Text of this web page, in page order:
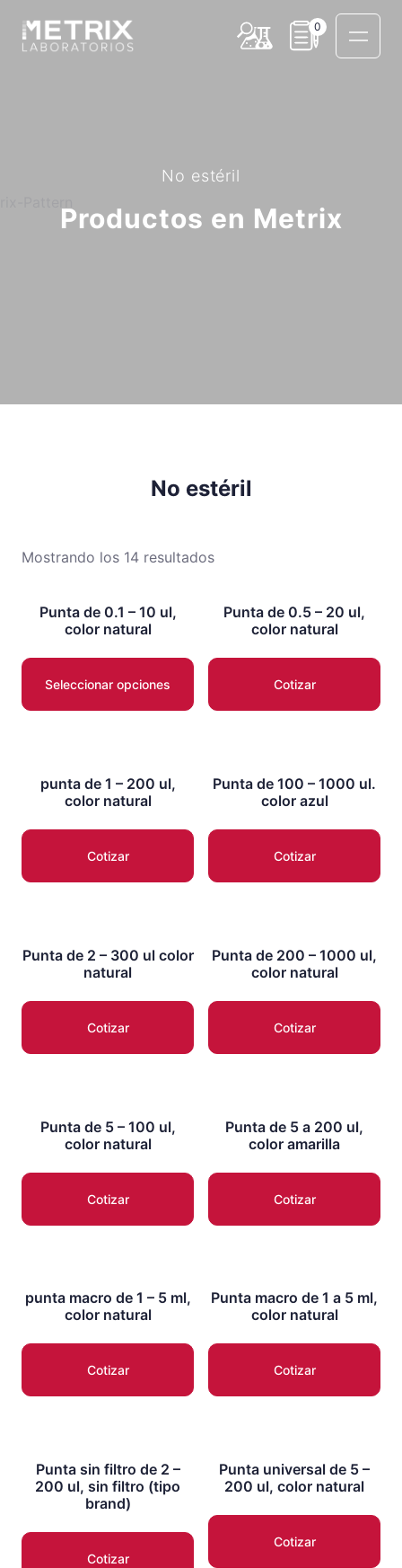
0
No estéril
Productos en Metrix
No estéril
Mostrando los 14 resultados
Punta de 0.1 – 10 ul,
color natural
Seleccionar opciones
Punta de 0.5 – 20 ul,
color natural
Cotizar
punta de 1 – 200 ul,
color natural
Cotizar
Punta de 100 – 1000 ul.
color azul
Cotizar
Punta de 2 – 300 ul color
natural
Cotizar
Punta de 200 – 1000 ul,
color natural
Cotizar
Punta de 5 – 100 ul,
color natural
Cotizar
Punta de 5 a 200 ul,
color amarilla
Cotizar
punta macro de 1 – 5 ml,
color natural
Cotizar
Punta macro de 1 a 5 ml,
color natural
Cotizar
Punta sin filtro de 2 –
200 ul, sin filtro (tipo
brand)
Cotizar
Punta universal de 5 –
200 ul, color natural
Cotizar